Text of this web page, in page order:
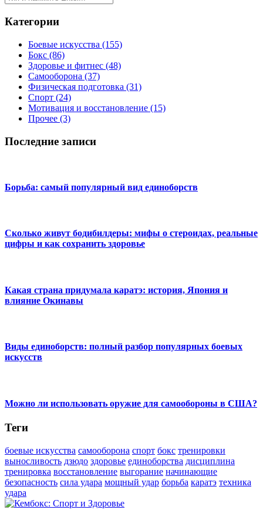
Категории
Боевые искусства (155)
Бокс (86)
Здоровье и фитнес (48)
Самооборона (37)
Физическая подготовка (31)
Спорт (24)
Мотивация и восстановление (15)
Прочее (3)
Последние записи
Борьба: самый популярный вид единоборств
Сколько живут бодибилдеры: мифы о стероидах, реальные
цифры и как сохранить здоровье
Какая страна придумала каратэ: история, Япония и
влияние Окинавы
Виды единоборств: полный разбор популярных боевых
искусств
Можно ли использовать оружие для самообороны в США?
Теги
боевые искусства самооборона спорт бокс тренировки
выносливость дзюдо здоровье единоборства дисциплина
тренировка восстановление выгорание начинающие
безопасность сила удара мощный удар борьба каратэ техника
удара